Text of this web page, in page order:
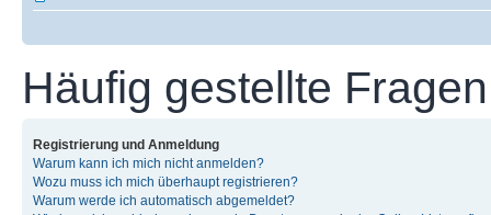
Häufig gestellte Fragen
Registrierung und Anmeldung
Warum kann ich mich nicht anmelden?
Wozu muss ich mich überhaupt registrieren?
Warum werde ich automatisch abgemeldet?